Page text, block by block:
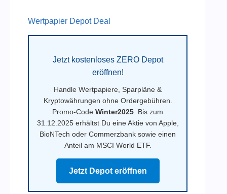
Wertpapier Depot Deal
Jetzt kostenloses ZERO Depot
eröffnen!
Handle Wertpapiere, Sparpläne &
Kryptowährungen ohne Ordergebühren.
Promo-CodeWinter2025 . Bis zum
31.12.2025 erhältst Du eine Aktie von Apple,
BioNTech oder Commerzbank sowie einen
Anteil am MSCI World ETF.
Jetzt Depot eröffnen